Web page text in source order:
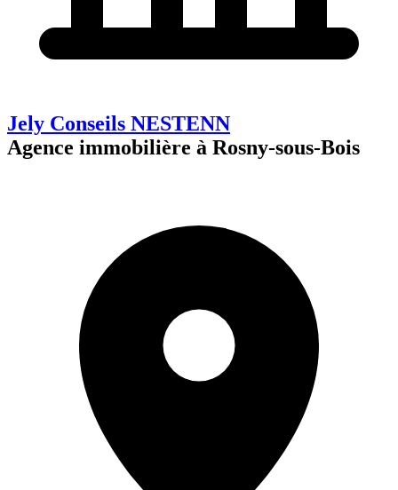
Jely Conseils NESTENN
Agence immobilière à Rosny-sous-Bois